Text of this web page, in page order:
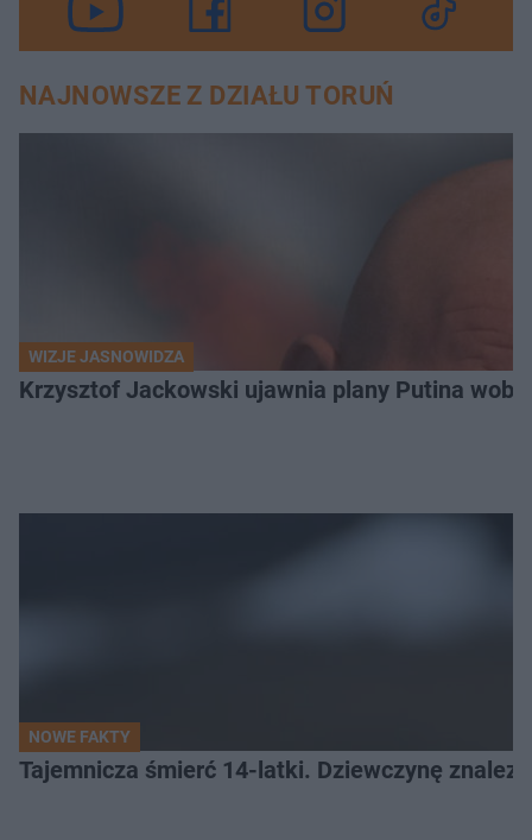
NAJNOWSZE Z DZIAŁU TORUŃ
WIZJE JASNOWIDZA
Krzysztof Jackowski ujawnia plany Putina
NOWE FAKTY
Tajemnicza śmierć 14-latki. Dziewczynę